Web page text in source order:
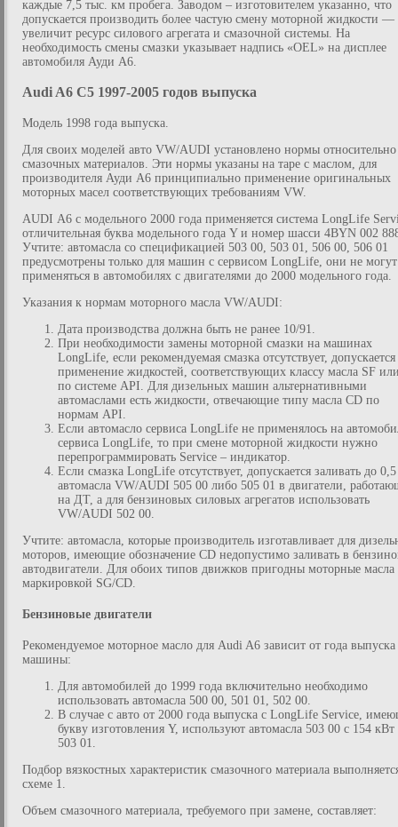
каждые 7,5 тыс. км пробега. Заводом – изготовителем указанно, что
допускается производить более частую смену моторной жидкости —
увеличит ресурс силового агрегата и смазочной системы. На
необходимость смены смазки указывает надпись «OEL» на дисплее
автомобиля Ауди А6.
Audi A6 C5 1997-2005 годов выпуска
Модель 1998 года выпуска.
Для своих моделей авто VW/AUDI установлено нормы относительно
смазочных материалов. Эти нормы указаны на таре с маслом, для
производителя Ауди А6 принципиально применение оригинальных
моторных масел соответствующих требованиям VW.
AUDI А6 с модельного 2000 года применяется система LongLife
отличительная буква модельного года Y и номер шасси 4BYN 002
Учтите: автомасла со спецификацией 503 00, 503 01, 506 00, 506 01
предусмотрены только для машин с сервисом LongLife, они не могут
применяться в автомобилях с двигателями до 2000 модельного года.
Указания к нормам моторного масла VW/AUDI:
Дата производства должна быть не ранее 10/91.
При необходимости замены моторной смазки на машинах
LongLife, если рекомендуемая смазка отсутствует, допускается
применение жидкостей, соответствующих классу масла SF
по системе API. Для дизельных машин альтернативными
автомаслами есть жидкости, отвечающие типу масла CD по
нормам API.
Если автомасло сервиса LongLife не применялось на
сервиса LongLife, то при смене моторной жидкости нужно
перепрограммировать Service – индикатор.
Если смазка LongLife отсутствует, допускается заливать до
автомасла VW/AUDI 505 00 либо 505 01 в двигатели,
на ДТ, а для бензиновых силовых агрегатов использовать
VW/AUDI 502 00.
Учтите: автомасла, которые производитель изготавливает для
моторов, имеющие обозначение CD недопустимо заливать в
автодвигатели. Для обоих типов движков пригодны моторные масла
маркировкой SG/CD.
Бензиновые двигатели
Рекомендуемое моторное масло для Audi A6 зависит от года выпуска
машины:
Для автомобилей до 1999 года включительно необходимо
использовать автомасла 500 00, 501 01, 502 00.
В случае с авто от 2000 года выпуска с LongLife Service,
букву изготовления Y, используют автомасла 503 00 с 154
503 01.
Подбор вязкостных характеристик смазочного материала
схеме 1.
Объем смазочного материала, требуемого при замене, составляет: